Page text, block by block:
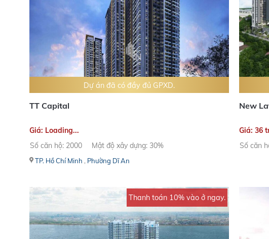
Dự án đã có đầy đủ GPXD.
TT Capital
Giá: Loading...
Số căn hộ: 2000
Mật độ xây dựng: 30%
TP. Hồ Chí Minh , Phường Dĩ An
New
Giá: 36
Số căn
Thanh toán 10% vào ở ngay.